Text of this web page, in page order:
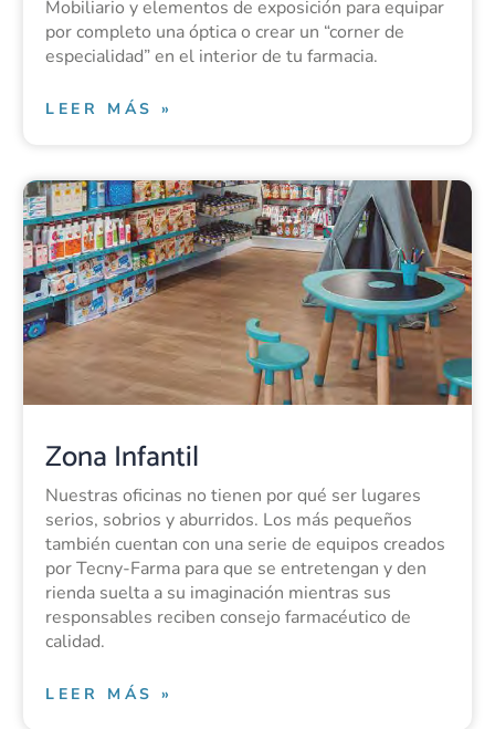
Mobiliario y elementos de exposición para equipar
por completo una óptica o crear un “corner de
especialidad” en el interior de tu farmacia.
LEER MÁS »
Zona Infantil
Nuestras oficinas no tienen por qué ser lugares
serios, sobrios y aburridos. Los más pequeños
también cuentan con una serie de equipos creados
por Tecny-Farma para que se entretengan y den
rienda suelta a su imaginación mientras sus
responsables reciben consejo farmacéutico de
calidad.
LEER MÁS »